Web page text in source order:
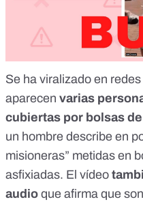
Se ha viralizado en
aparecen varias
cubiertas por bolsas
un hombre describe en
misioneras” metidas en
asfixiadas. El vídeo
audio que afirma que